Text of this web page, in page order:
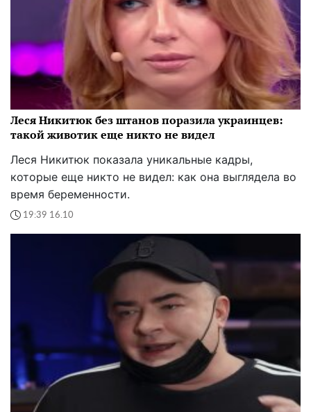
Леся Никитюк без штанов поразила украинцев:
такой животик еще никто не видел
Леся Никитюк показала уникальные кадры,
которые еще никто не видел: как она выглядела во
время беременности.
19:39 16.10